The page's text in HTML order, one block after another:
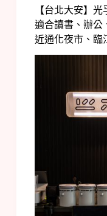
【台北大安】
適合讀書、辦公
近通化夜市、臨